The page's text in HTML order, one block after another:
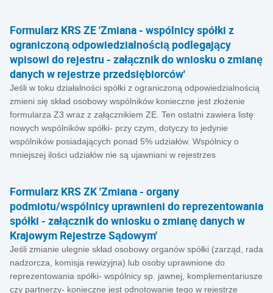
Formularz KRS ZE 'Zmiana - wspólnicy spółki z
ograniczoną odpowiedzialnością podlegający
wpisowi do rejestru - załącznik do wniosku o zmianę
danych w rejestrze przedsiębiorców'
Jeśli w toku działalności spółki z ograniczoną odpowiedzialnością
zmieni się skład osobowy wspólników konieczne jest złożenie
formularza Z3 wraz z załącznikiem ZE. Ten ostatni zawiera listę
nowych wspólników spółki- przy czym, dotyczy to jedynie
wspólników posiadających ponad 5% udziałów. Wspólnicy o
mniejszej ilości udziałów nie są ujawniani w rejestrzes
Formularz KRS ZK 'Zmiana - organy
podmiotu/wspólnicy uprawnieni do reprezentowania
spółki - załącznik do wniosku o zmianę danych w
Krajowym Rejestrze Sądowym'
Jeśli zmianie ulegnie skład osobowy organów spółki (zarząd, rada
nadzorcza, komisja rewizyjna) lub osoby uprawnione do
reprezentowania spółki- wspólnicy sp. jawnej, komplementariusze
czy partnerzy- konieczne jest odnotowanie tego w rejestrze